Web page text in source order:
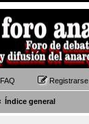
FAQ Registrarse
Índice general